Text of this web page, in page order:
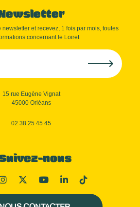
newsletter et recevez, 1 fois par mois, toutes
concernant le Loiret
15 rue Eugène Vignat
45000 Orléans
02 38 25 45 45
nous